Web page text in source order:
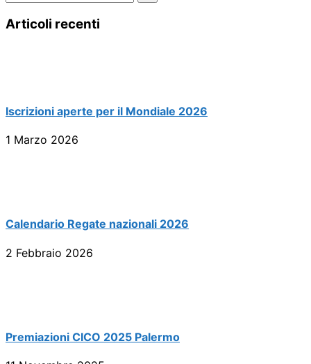
Articoli recenti
Iscrizioni aperte per il Mondiale 2026
1 Marzo 2026
Calendario Regate nazionali 2026
2 Febbraio 2026
Premiazioni CICO 2025 Palermo